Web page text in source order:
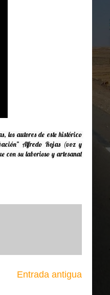
los autores de este histórico
Alfredo Rojas (voz y
con su laborioso y artesanal
Entrada antigua